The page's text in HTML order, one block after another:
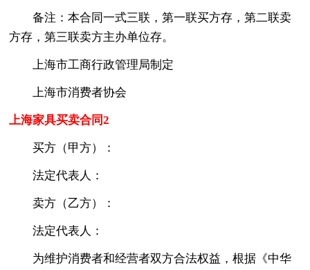
备注：本合同一式三联，第一联买方存，第二联卖
方存，第三联卖方主办单位存。
上海市工商行政管理局制定
上海市消费者协会
上海家具买卖合同2
买方（甲方）：
法定代表人：
卖方（乙方）：
法定代表人：
为维护消费者和经营者双方合法权益，根据《中华